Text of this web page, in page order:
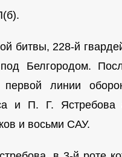
битвы, 228-й
Белгородом.
линии
и П. Г. Ястребова
и восьми САУ.